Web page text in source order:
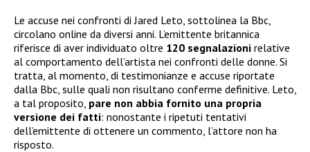
Le accuse nei confronti di Jared Leto, sottolinea la Bbc,
circolano online da diversi anni. L’emittente britannica
riferisce di aver individuato oltre 120 segnalazioni relative
al comportamento dell’artista nei confronti delle donne. Si
tratta, al momento, di testimonianze e accuse riportate
dalla Bbc, sulle quali non risultano conferme definitive. Leto,
a tal proposito, pare non abbia fornito una propria
versione dei fatti: nonostante i ripetuti tentativi
dell’emittente di ottenere un commento, l’attore non ha
risposto.